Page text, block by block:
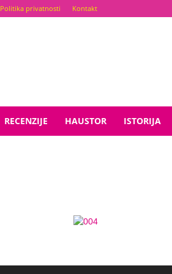
Politika privatnosti Kontakt
RECENZIJE HAUSTOR ISTORIJA